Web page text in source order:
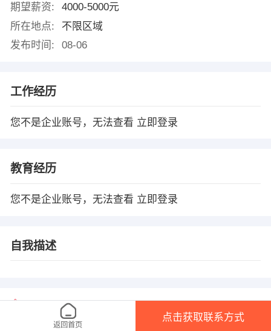
期望薪资:
4000-5000元
所在地点:
不限区域
发布时间:
08-06
工作经历
您不是企业账号，无法查看 立即登录
教育经历
您不是企业账号，无法查看 立即登录
自我描述
1、本平台仅供信息发布，任何收取押金、保证金均有可能涉 及诈骗，请微友
返回首页
点击获取联系方式